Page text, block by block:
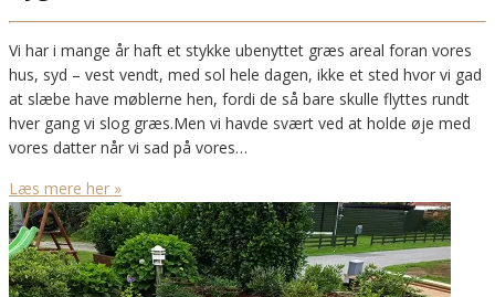
Vi har i mange år haft et stykke ubenyttet græs areal foran vores
hus, syd – vest vendt, med sol hele dagen, ikke et sted hvor vi gad
at slæbe have møblerne hen, fordi de så bare skulle flyttes rundt
hver gang vi slog græs.Men vi havde svært ved at holde øje med
vores datter når vi sad på vores…
Læs mere her »